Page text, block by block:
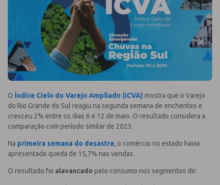
O Índice Cielo do Varejo Ampliado (ICVA) mostra que o Varejo
do Rio Grande do Sul reagiu na segunda semana de enchentes e
cresceu 2% entre os dias 6 e 12 de maio. O resultado considera a
comparação com período similar de 2023.
Na primeira semana do desastre, o comércio no estado havia
apresentado queda de 15,7% nas vendas.
O resultado foi alavancado pelo consumo nos segmentos de: